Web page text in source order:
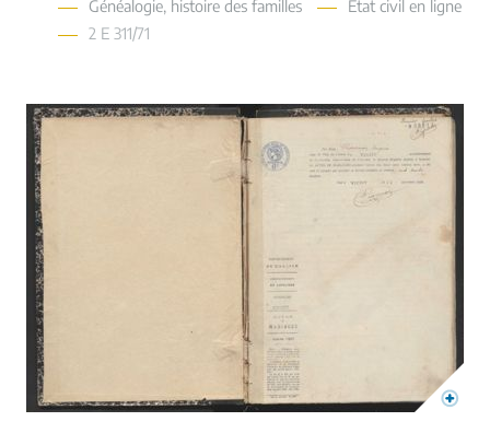
Généalogie, histoire des familles
Etat civil en ligne
2 E 311/71